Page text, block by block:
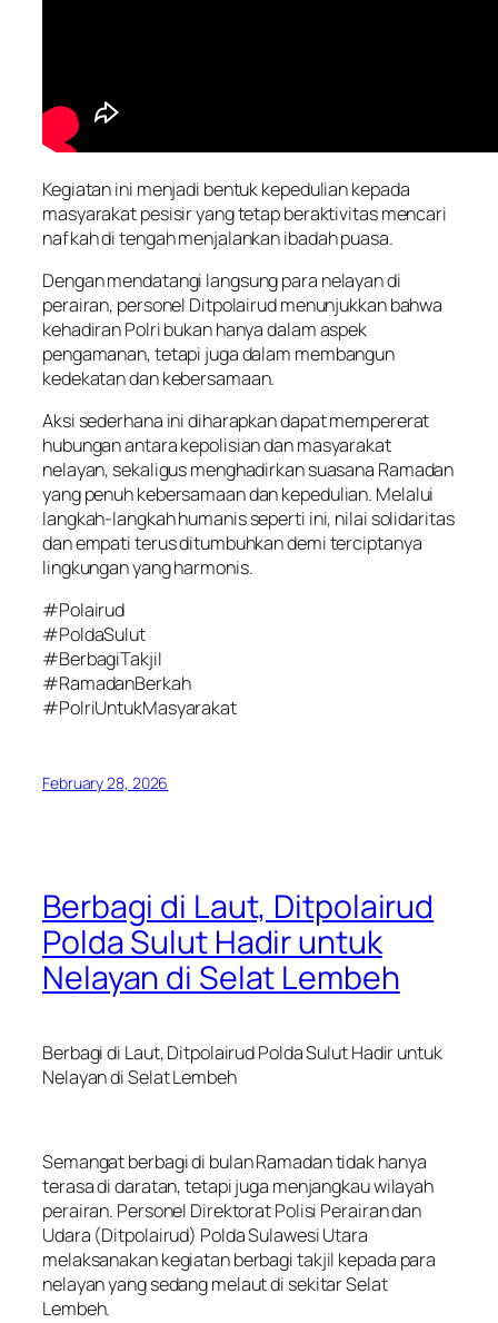
Kegiatan ini menjadi bentuk kepedulian kepada
masyarakat pesisir yang tetap beraktivitas mencari
nafkah di tengah menjalankan ibadah puasa.
Dengan mendatangi langsung para nelayan di
perairan, personel Ditpolairud menunjukkan bahwa
kehadiran Polri bukan hanya dalam aspek
pengamanan, tetapi juga dalam membangun
kedekatan dan kebersamaan.
Aksi sederhana ini diharapkan dapat mempererat
hubungan antara kepolisian dan masyarakat
nelayan, sekaligus menghadirkan suasana Ramadan
yang penuh kebersamaan dan kepedulian. Melalui
langkah-langkah humanis seperti ini, nilai solidaritas
dan empati terus ditumbuhkan demi terciptanya
lingkungan yang harmonis.
#Polairud
#PoldaSulut
#BerbagiTakjil
#RamadanBerkah
#PolriUntukMasyarakat
February 28, 2026
Berbagi di Laut, Ditpolairud
Polda Sulut Hadir untuk
Nelayan di Selat Lembeh
Berbagi di Laut, Ditpolairud Polda Sulut Hadir untuk
Nelayan di Selat Lembeh
Semangat berbagi di bulan Ramadan tidak hanya
terasa di daratan, tetapi juga menjangkau wilayah
perairan. Personel Direktorat Polisi Perairan dan
Udara (Ditpolairud) Polda Sulawesi Utara
melaksanakan kegiatan berbagi takjil kepada para
nelayan yang sedang melaut di sekitar Selat
Lembeh.